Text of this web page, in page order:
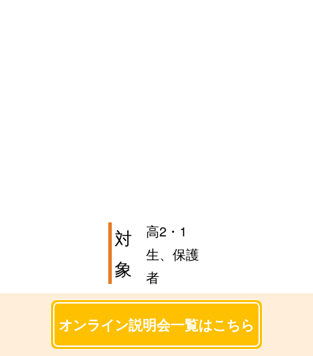
対
象
高2・1
生、保護
者
オンライン説明会一覧はこちら